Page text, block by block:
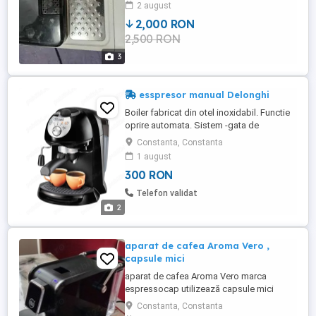
3
2 august
2,000 RON
2,500 RON
2
esspresor manual Delonghi
Boiler fabricat din otel inoxidabil. Functie
oprire automata. Sistem -gata de
utilizare-. Sistem Cappuccino: combina
aerul, aburul si laptele rezultand un
cappuccino spumos si cremos.
Intrerupator cu indicator luminos Pornit
Oprit. Emisie de aburi reglabila. Termostat
Constanta, Constanta
1 august
300 RON
Telefon validat
aparat de cafea Aroma Vero ,
capsule mici
aparat de cafea Aroma Vero marca
espressocap utilizează capsule mici
funcționează perfect urme de utilizare
Constanta, Constanta